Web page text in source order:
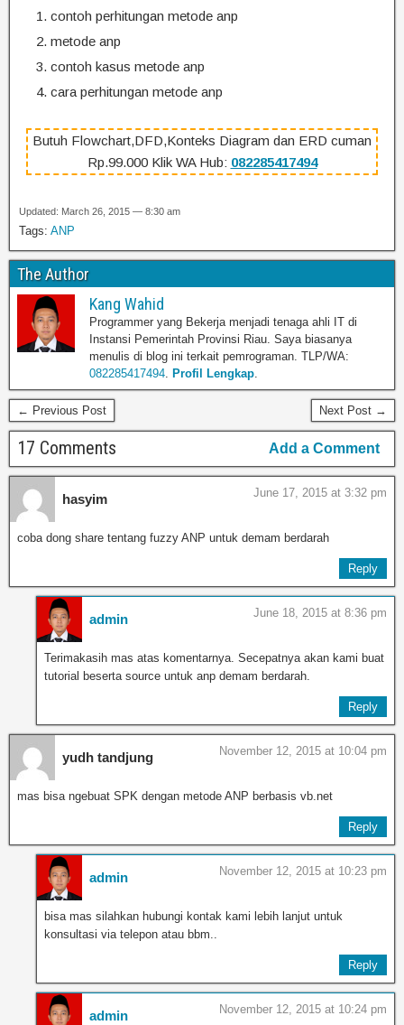
contoh perhitungan metode anp
metode anp
contoh kasus metode anp
cara perhitungan metode anp
Butuh Flowchart,DFD,Konteks Diagram dan ERD cuman
Rp.99.000 Klik WA Hub: 082285417494
Updated: March 26, 2015 — 8:30 am
Tags: ANP
The Author
Kang Wahid
Programmer yang Bekerja menjadi tenaga ahli IT di
Instansi Pemerintah Provinsi Riau. Saya biasanya
menulis di blog ini terkait pemrograman. TLP/WA:
082285417494. Profil Lengkap.
← Previous Post Next Post →
17 Comments Add a Comment
hasyim June 17, 2015 at 3:32 pm
coba dong share tentang fuzzy ANP untuk demam berdarah
Reply
admin June 18, 2015 at 8:36 pm
Terimakasih mas atas komentarnya. Secepatnya akan kami buat
tutorial beserta source untuk anp demam berdarah.
Reply
yudh tandjung November 12, 2015 at 10:04 pm
mas bisa ngebuat SPK dengan metode ANP berbasis vb.net
Reply
admin November 12, 2015 at 10:23 pm
bisa mas silahkan hubungi kontak kami lebih lanjut untuk
konsultasi via telepon atau bbm..
Reply
admin November 12, 2015 at 10:24 pm